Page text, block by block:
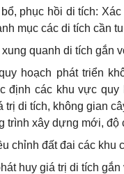
phục hồi di tích:
mục các di tích cần
quanh di tích gắn
hoạch phát triển
định các khu vực
trị di tích, không gian
trình xây dựng mới,
chỉnh đất đai các khu
huy giá trị di tích gắn